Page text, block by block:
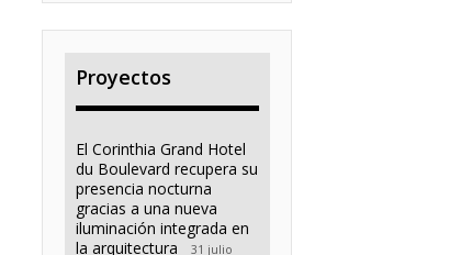
Proyectos
El Corinthia Grand Hotel
du Boulevard recupera su
presencia nocturna
gracias a una nueva
iluminación integrada en
la arquitectura
31 julio